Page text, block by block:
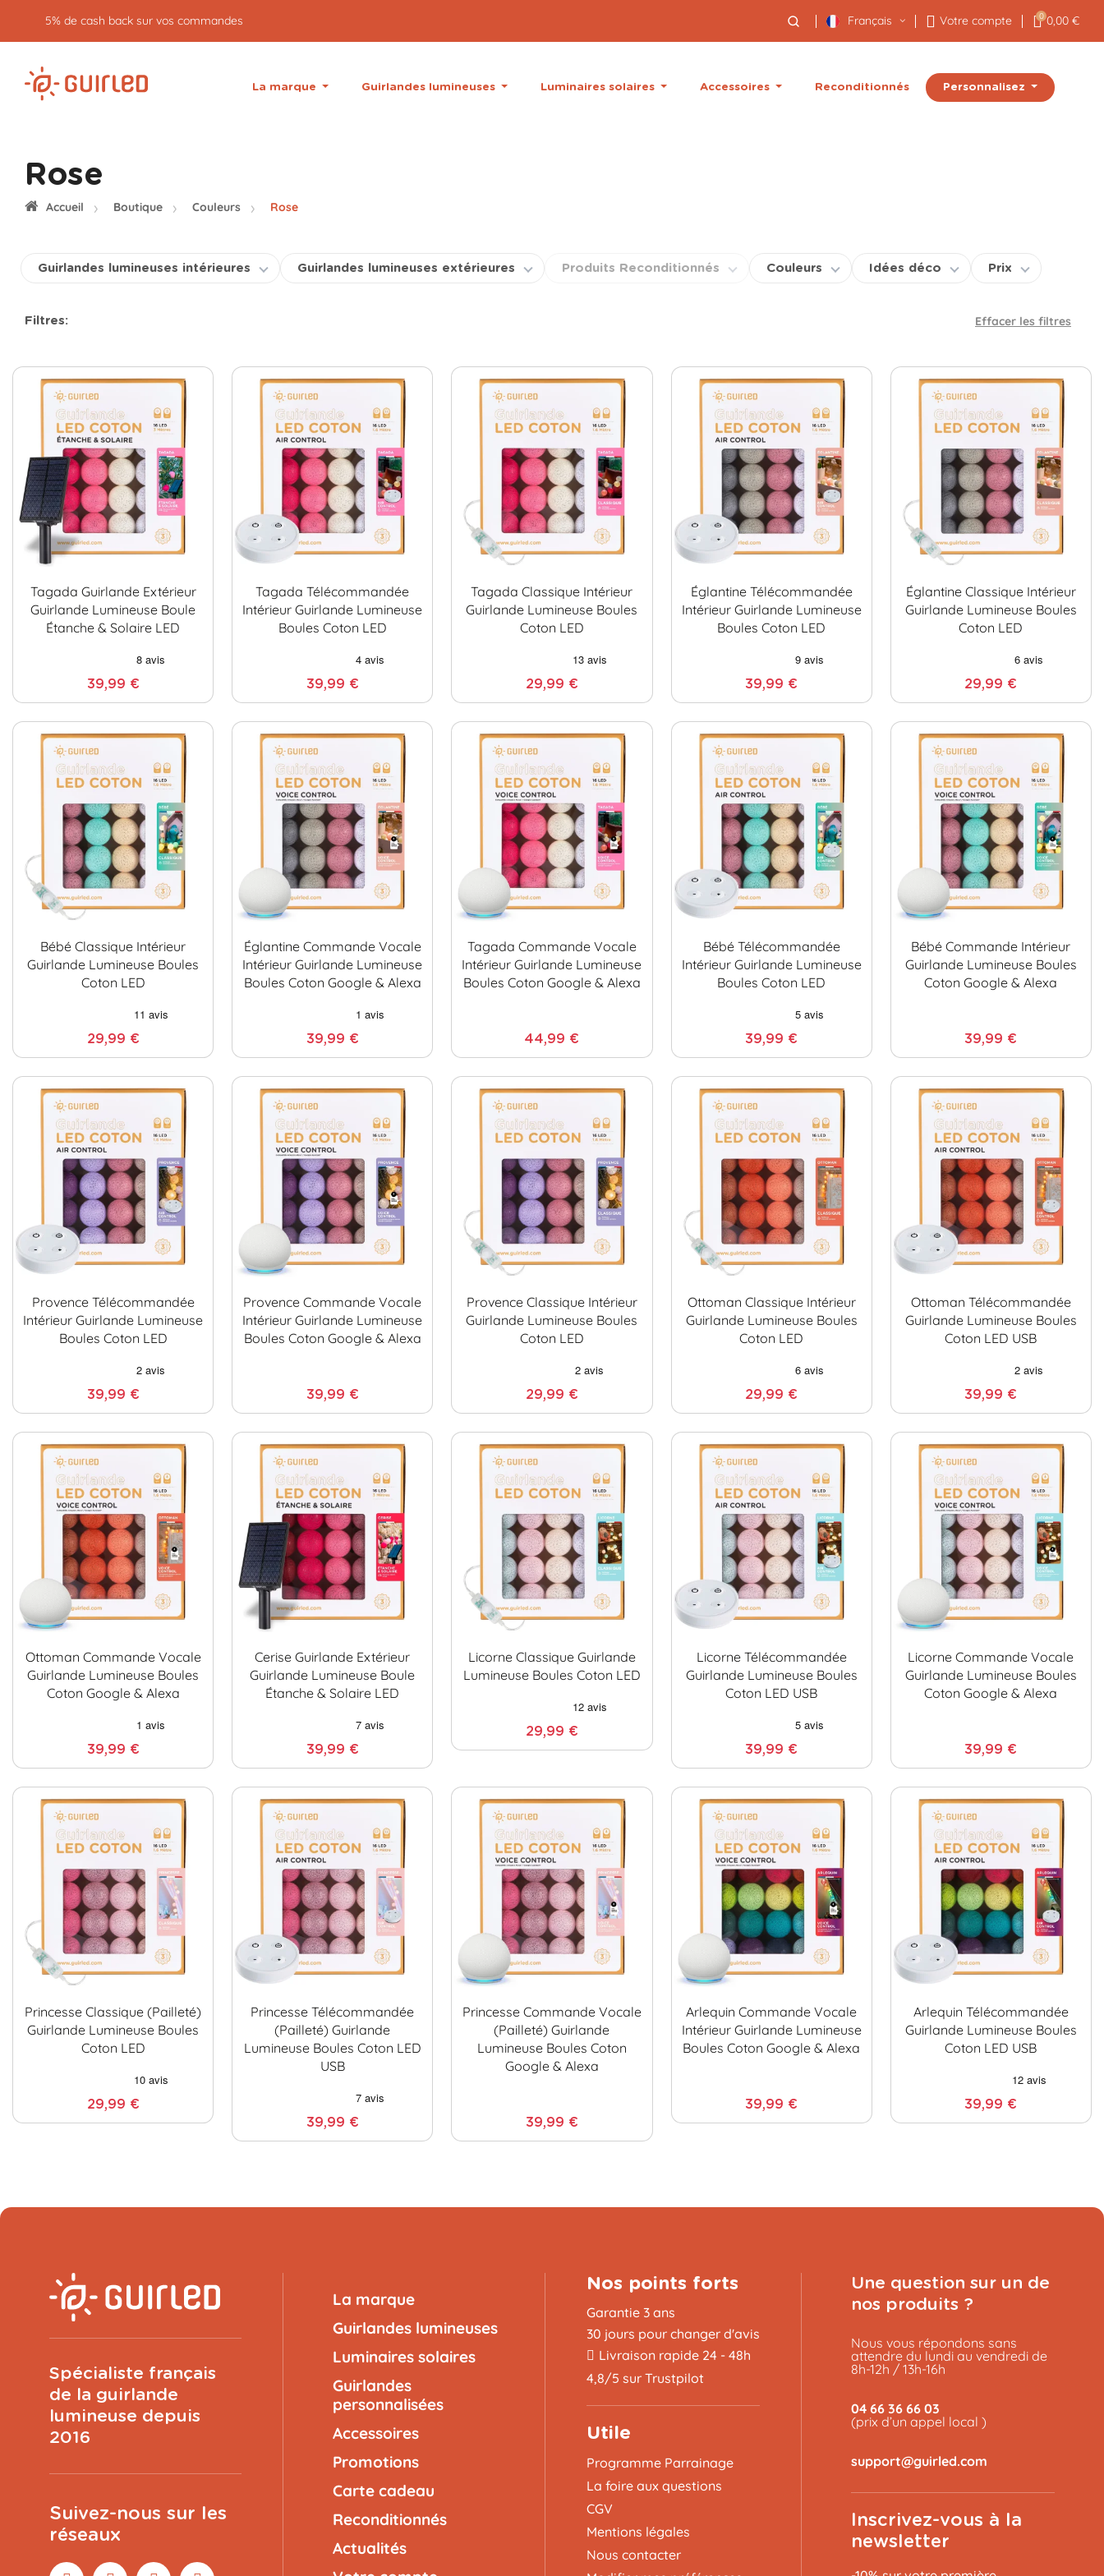
Retour gratuit pendant 30 jours Français Votre compte 0 0,00 €
La marque Guirlandes lumineuses Luminaires solaires Accessoires Reconditionnés Personnalisez
Rose
Accueil Boutique Couleurs Rose
Guirlandes lumineuses intérieures Guirlandes lumineuses extérieures Produits Reconditionnés Couleurs Idées déco Prix
Filtres: Effacer les filtres
Tagada Guirlande Extérieur
Guirlande Lumineuse Boule
Étanche & Solaire LED
39,99 €
Tagada Télécommandée
Intérieur Guirlande Lumineuse
Boules Coton LED
39,99 €
Tagada Classique Intérieur
Guirlande Lumineuse Boules
Coton LED
29,99 €
Églantine Télécommandée
Intérieur Guirlande Lumineuse
Boules Coton LED
39,99 €
Églantine Classique Intérieur
Guirlande Lumineuse Boules
Coton LED
29,99 €
Bébé Classique Intérieur
Guirlande Lumineuse Boules
Coton LED
29,99 €
Églantine Commande Vocale
Intérieur Guirlande Lumineuse
Boules Coton Google & Alexa
39,99 €
Tagada Commande Vocale
Intérieur Guirlande Lumineuse
Boules Coton Google & Alexa
44,99 €
Bébé Télécommandée
Intérieur Guirlande Lumineuse
Boules Coton LED
39,99 €
Bébé Commande Intérieur
Guirlande Lumineuse Boules
Coton Google & Alexa
39,99 €
Provence Télécommandée
Intérieur Guirlande Lumineuse
Boules Coton LED
39,99 €
Provence Commande Vocale
Intérieur Guirlande Lumineuse
Boules Coton Google & Alexa
39,99 €
Provence Classique Intérieur
Guirlande Lumineuse Boules
Coton LED
29,99 €
Ottoman Classique Intérieur
Guirlande Lumineuse Boules
Coton LED
29,99 €
Ottoman Télécommandée
Guirlande Lumineuse Boules
Coton LED USB
39,99 €
Ottoman Commande Vocale
Guirlande Lumineuse Boules
Coton Google & Alexa
39,99 €
Cerise Guirlande Extérieur
Guirlande Lumineuse Boule
Étanche & Solaire LED
39,99 €
Licorne Classique Guirlande
Lumineuse Boules Coton LED
29,99 €
Licorne Télécommandée
Guirlande Lumineuse Boules
Coton LED USB
39,99 €
Licorne Commande Vocale
Guirlande Lumineuse Boules
Coton Google & Alexa
39,99 €
Princesse Classique (pailleté)
Guirlande Lumineuse Boules
Coton LED
29,99 €
Princesse Télécommandée
(pailleté) Guirlande
Lumineuse Boules Coton LED
USB
39,99 €
Princesse Commande Vocale
(pailleté) Guirlande
Lumineuse Boules Coton
Google & Alexa
39,99 €
Arlequin Commande Vocale
Intérieur Guirlande Lumineuse
Boules Coton Google & Alexa
39,99 €
Arlequin Télécommandée
Guirlande Lumineuse Boules
Coton LED USB
39,99 €
Spécialiste français
de la guirlande
lumineuse depuis
2016
Suivez-nous sur les
réseaux
La marque
Guirlandes lumineuses
Luminaires solaires
Guirlandes
personnalisées
Accessoires
Promotions
Carte cadeau
Reconditionnés
Actualités
Nos points forts
Garantie 3 ans
30 jours pour changer d'avis
Livraison rapide 24 - 48h
4,8/5 sur Trustpilot
Utile
Programme Parrainage
La foire aux questions
CGV
Mentions légales
Nous contacter
Une question sur un de
nos produits ?
Nous vous répondons sans
attendre du lundi au vendredi de
8h-12h / 13h-16h
04 66 36 66 03
(prix d’un appel local )
Inscrivez-vous à la
newsletter